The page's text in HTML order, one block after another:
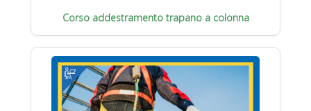
Corso addestramento trapano a colonna